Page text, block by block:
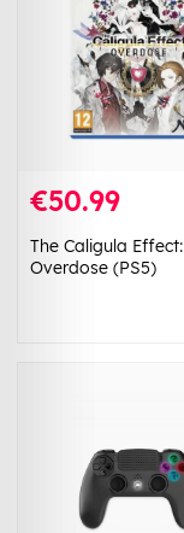
€50.99
The Caligula Effect:
Overdose (PS5)